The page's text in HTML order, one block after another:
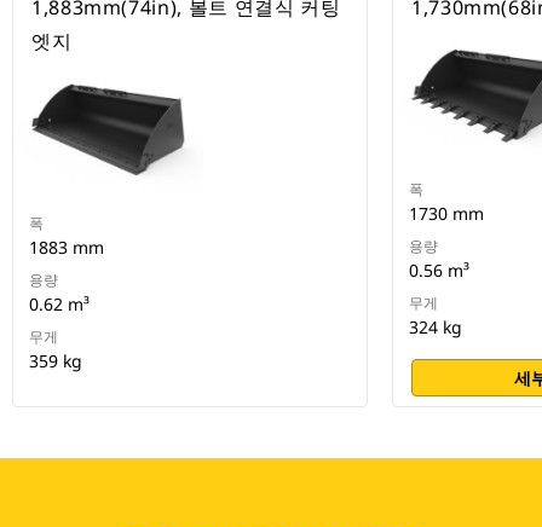
1,883mm(74in), 볼트 연결식 커팅
엣지
폭
1883 mm
용량
0.62 m³
무게
359 kg
폭
1730 mm
용량
0.56 m³
무게
324 kg
세